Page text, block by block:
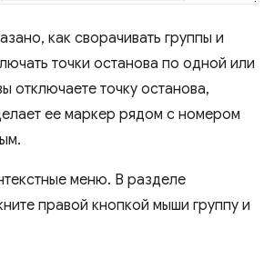
как сворачивать группы и
точки останова по одной или
отключаете точку останова,
ее маркер рядом с номером
меню. В разделе
правой кнопкой мыши группу и